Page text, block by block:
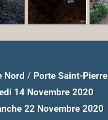
Nord / Porte Saint-Pierre
14 Novembre 2020
22 Novembre 2020